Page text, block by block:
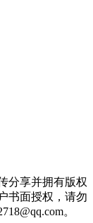
分享并拥有版权
书面授权，请勿
。